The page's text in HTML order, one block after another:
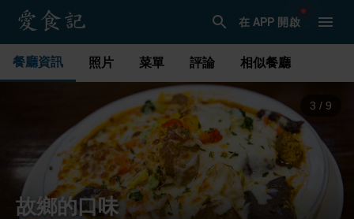
在 APP 開啟
餐廳資訊 照片 菜單 評論 相似餐廳
4 / 9
故鄉的口味